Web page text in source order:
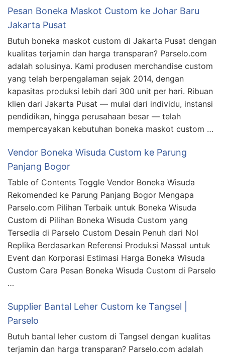
Pesan Boneka Maskot Custom ke Johar Baru
Jakarta Pusat
Butuh boneka maskot custom di Jakarta Pusat dengan
kualitas terjamin dan harga transparan? Parselo.com
adalah solusinya. Kami produsen merchandise custom
yang telah berpengalaman sejak 2014, dengan
kapasitas produksi lebih dari 300 unit per hari. Ribuan
klien dari Jakarta Pusat — mulai dari individu, instansi
pendidikan, hingga perusahaan besar — telah
mempercayakan kebutuhan boneka maskot custom …
Vendor Boneka Wisuda Custom ke Parung
Panjang Bogor
Table of Contents Toggle Vendor Boneka Wisuda
Rekomended ke Parung Panjang Bogor Mengapa
Parselo.com Pilihan Terbaik untuk Boneka Wisuda
Custom di Pilihan Boneka Wisuda Custom yang
Tersedia di Parselo Custom Desain Penuh dari Nol
Replika Berdasarkan Referensi Produksi Massal untuk
Event dan Korporasi Estimasi Harga Boneka Wisuda
Custom Cara Pesan Boneka Wisuda Custom di Parselo
…
Supplier Bantal Leher Custom ke Tangsel |
Parselo
Butuh bantal leher custom di Tangsel dengan kualitas
terjamin dan harga transparan? Parselo.com adalah